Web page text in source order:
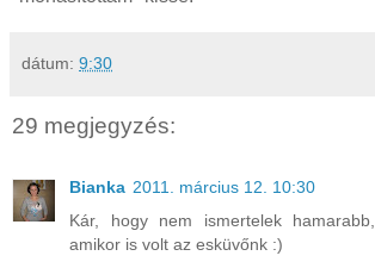
dátum: 9:30
29 megjegyzés:
Bianka 2011. március 12. 10:30
Kár, hogy nem ismertelek
amikor is volt az esküvőnk :)